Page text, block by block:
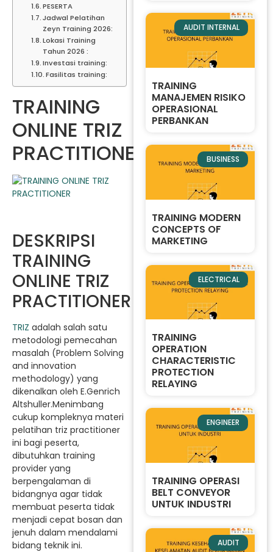
PESERTA
Jadwal Pelatihan
Zeyn Training 2026:
Lokasi Training
Tahun 2026 :
Investasi training:
Fasilitas training:
TRAINING
ONLINE TRIZ
PRACTITIONER
DESKRIPSI
TRAINING
ONLINE TRIZ
PRACTITIONER
TRIZ adalah salah satu
metodologi pemecahan
masalah (Problem Solving
and innovation
methodology) yang
dikenalkan oleh E.Genrich
Altshuller.Menimbang
cukup kompleknya materi
pelatihan triz practitioner
ini bagi peserta,
dibutuhkan training
provider yang
berpengalaman di
bidangnya agar tidak
membuat peserta tidak
menjadi cepat bosan dan
jenuh dalam mendalami
bidang teknik ini.
AUDIT INTERNAL
TRAINING
MANAJEMEN RISIKO
OPERASIONAL
PERBANKAN
BUSINESS
TRAINING MODERN
CONCEPTS OF
MARKETING
ELECTRICAL
TRAINING
OPERATION
CHARACTERISTIC
PROTECTION
RELAYING
ENGINEER
TRAINING OPERASI
BELT CONVEYOR
UNTUK INDUSTRI
AUDIT